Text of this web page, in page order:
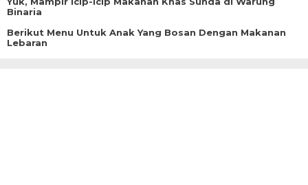
Binaria
Berikut Menu Untuk Anak Yang Bosan Dengan Makanan
Lebaran